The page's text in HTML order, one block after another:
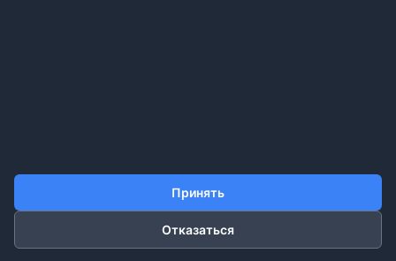
Принять
Отказаться